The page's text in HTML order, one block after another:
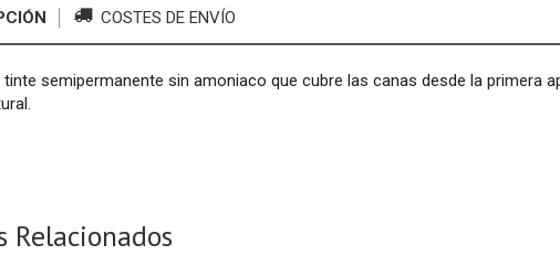
COSTES DE ENVÍO
tinte semipermanente sin amoniaco que cubre las canas desde la primera
Relacionados